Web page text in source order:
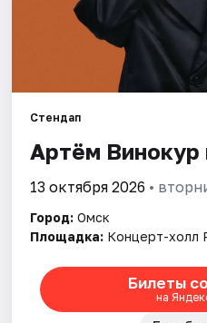
Площадки
Артисты
Рейтинги
Стендап
Артём Винокур
13 октября 2026 •
Город: Омск
Площадка: Концерт-холл
Билеты
на